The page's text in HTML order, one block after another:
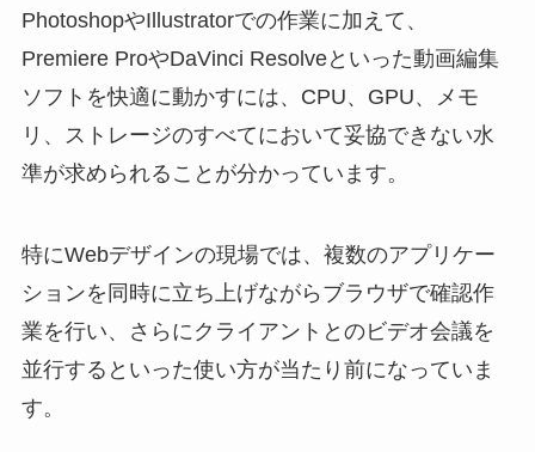
PhotoshopやIllustratorでの作業に加えて、
Premiere ProやDaVinci Resolveといった動画編集
ソフトを快適に動かすには、CPU、GPU、メモ
リ、ストレージのすべてにおいて妥協できない水
準が求められることが分かっています。
特にWebデザインの現場では、複数のアプリケー
ションを同時に立ち上げながらブラウザで確認作
業を行い、さらにクライアントとのビデオ会議を
並行するといった使い方が当たり前になっていま
す。